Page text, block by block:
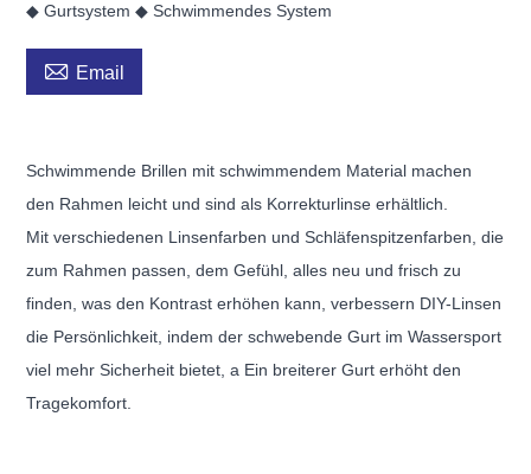
◆ Gurtsystem ◆ Schwimmendes System
 Email
Schwimmende Brillen mit schwimmendem Material machen
den Rahmen leicht und sind als Korrekturlinse erhältlich.
Mit verschiedenen Linsenfarben und Schläfenspitzenfarben, die
zum Rahmen passen, dem Gefühl, alles neu und frisch zu
finden, was den Kontrast erhöhen kann, verbessern DIY-Linsen
die Persönlichkeit, indem der schwebende Gurt im Wassersport
viel mehr Sicherheit bietet, a Ein breiterer Gurt erhöht den
Tragekomfort.